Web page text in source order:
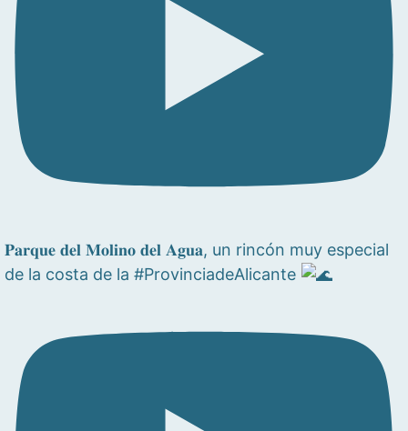
𝐏𝐚𝐫𝐪𝐮𝐞 𝐝𝐞𝐥 𝐌𝐨𝐥𝐢𝐧𝐨 𝐝𝐞𝐥 𝐀𝐠𝐮𝐚, un rincón muy especial
de la costa de la #ProvinciadeAlicante